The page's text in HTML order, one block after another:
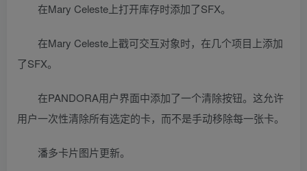
在Mary Celeste上打开库存时添加了SFX。
在Mary Celeste上戳可交互对象时，在几个项目上添加
了SFX。
在PANDORA用户界面中添加了一个清除按钮。这允许
用户一次性清除所有选定的卡，而不是手动移除每一张卡。
潘多卡片图片更新。